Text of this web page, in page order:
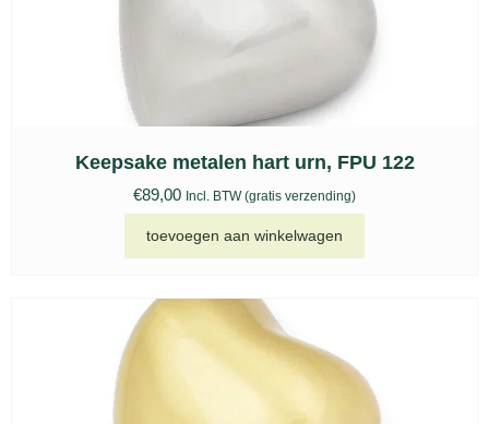
Keepsake metalen hart urn, FPU 122
€89,00 Incl. BTW (gratis verzending)
toevoegen aan winkelwagen